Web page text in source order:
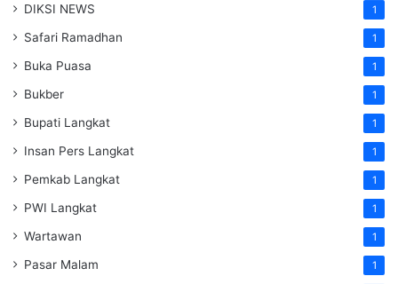
DIKSI NEWS 1
Safari Ramadhan 1
Buka Puasa 1
Bukber 1
Bupati Langkat 1
Insan Pers Langkat 1
Pemkab Langkat 1
PWI Langkat 1
Wartawan 1
Pasar Malam 1